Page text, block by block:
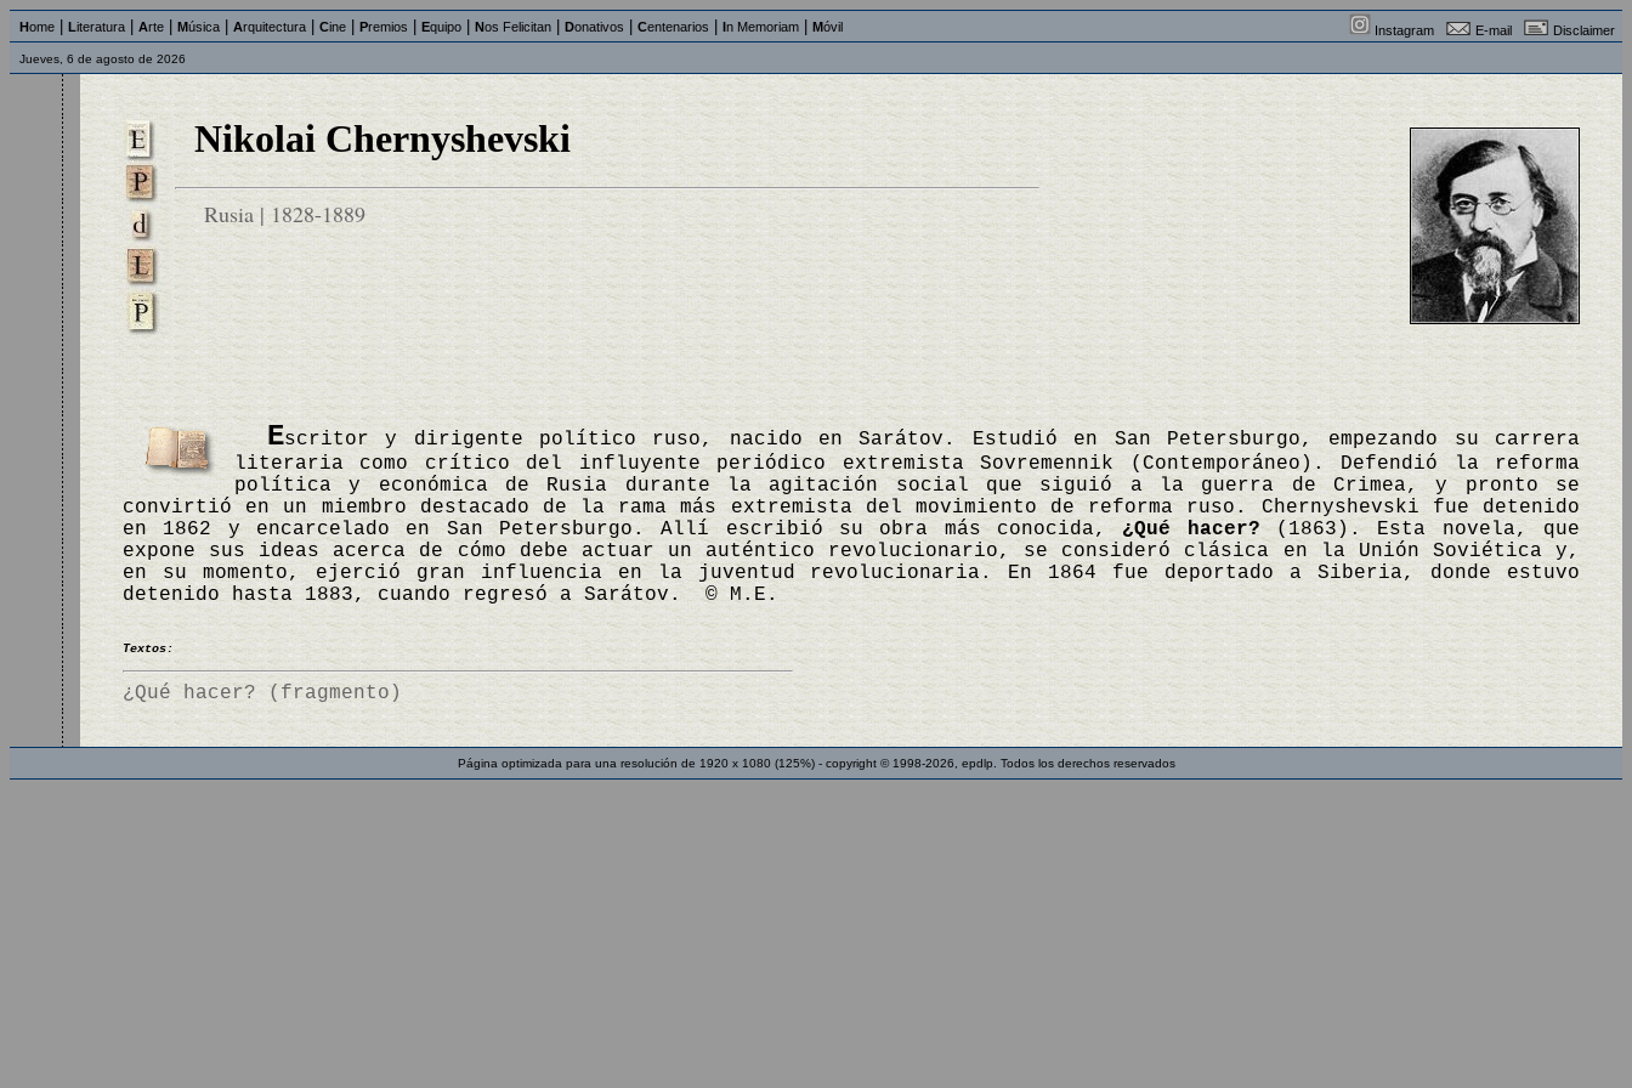
Home Literatura Arte Música Arquitectura Cine Premios Equipo Nos Felicitan Donativos Centenarios In Memoriam Móvil Instagram E-mail Disclaimer
Jueves, 6 de agosto de 2026
Nikolai Chernyshevski
Rusia | 1828-1889
Escritor y dirigente político ruso, nacido en Sarátov. Estudió en San Petersburgo, empezando su carrera
literaria como crítico del influyente periódico extremista Sovremennik (Contemporáneo). Defendió la reforma
política y económica de Rusia durante la agitación social que siguió a la guerra de Crimea, y pronto se
convirtió en un miembro destacado de la rama más extremista del movimiento de reforma ruso. Chernyshevski fue detenido
en 1862 y encarcelado en San Petersburgo. Allí escribió su obra más conocida, ¿Qué hacer?(1863). Esta novela, que
expone sus ideas acerca de cómo debe actuar un auténtico revolucionario, se consideró clásica en la Unión Soviética y,
en su momento, ejerció gran influencia en la juventud revolucionaria. En 1864 fue deportado a Siberia, donde estuvo
detenido hasta 1883, cuando regresó a Sarátov. © M.E.
Textos:
¿Qué hacer? (fragmento)
Página optimizada para una resolución de 1920 x 1080 (125%) - copyright © 1998-2026, epdlp. Todos los derechos reservados